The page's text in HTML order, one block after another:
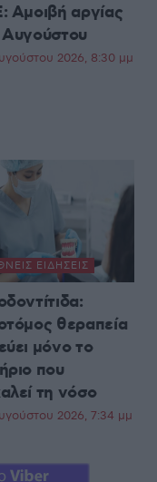
Αμοιβή αργίας
Αυγούστου
2026, 8:30 μμ
ΕΙΔΉΣΕΙΣ
θεραπεία
μόνο το
που
τη νόσο
2026, 7:34 μμ